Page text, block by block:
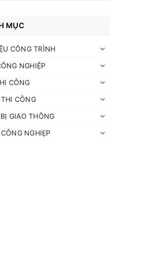
MỤC
CÔNG TRÌNH
NGHIỆP
CÔNG
CÔNG
GIAO THÔNG
NGHIẸP